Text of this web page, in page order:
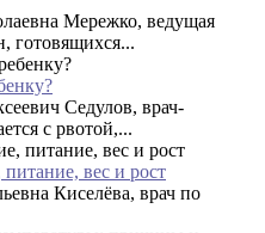
Мережко, ведущая
готовящихся...
Седулов, врач-
с рвотой,...
вес и рост
Киселёва, врач по